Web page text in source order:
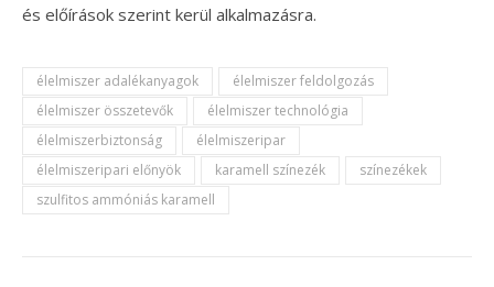
és előírások szerint kerül alkalmazásra.
élelmiszer adalékanyagok
élelmiszer feldolgozás
élelmiszer összetevők
élelmiszer technológia
élelmiszerbiztonság
élelmiszeripar
élelmiszeripari előnyök
karamell színezék
színezékek
szulfitos ammóniás karamell